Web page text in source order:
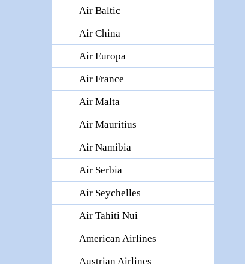
Air Baltic
Air China
Air Europa
Air France
Air Malta
Air Mauritius
Air Namibia
Air Serbia
Air Seychelles
Air Tahiti Nui
American Airlines
Austrian Airlines